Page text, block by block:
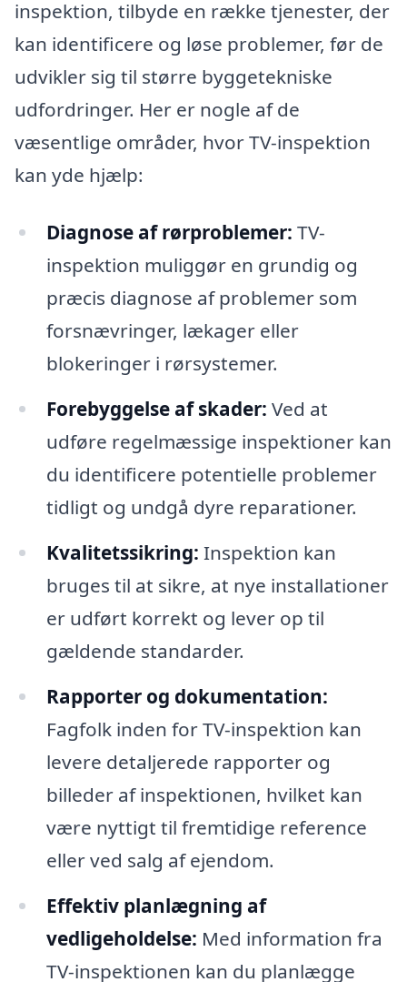
inspektion, tilbyde en række tjenester, der
kan identificere og løse problemer, før de
udvikler sig til større byggetekniske
udfordringer. Her er nogle af de
væsentlige områder, hvor TV-inspektion
kan yde hjælp:
Diagnose af rørproblemer: TV-
inspektion muliggør en grundig og
præcis diagnose af problemer som
forsnævringer, lækager eller
blokeringer i rørsystemer.
Forebyggelse af skader: Ved at
udføre regelmæssige inspektioner kan
du identificere potentielle problemer
tidligt og undgå dyre reparationer.
Kvalitetssikring: Inspektion kan
bruges til at sikre, at nye installationer
er udført korrekt og lever op til
gældende standarder.
Rapporter og dokumentation:
Fagfolk inden for TV-inspektion kan
levere detaljerede rapporter og
billeder af inspektionen, hvilket kan
være nyttigt til fremtidige reference
eller ved salg af ejendom.
Effektiv planlægning af
vedligeholdelse: Med information fra
TV-inspektionen kan du planlægge